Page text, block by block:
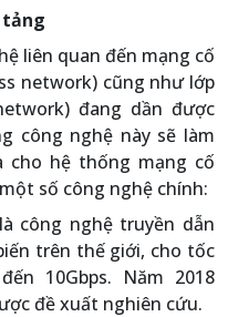
tảng
liên quan đến mạng cố
network) cũng như lớp
đang dần được
công nghệ này sẽ làm
cho hệ thống mạng cố
số công nghệ chính:
công nghệ truyền dẫn
trên thế giới, cho tốc
10Gbps. Năm 2018
đề xuất nghiên cứu.